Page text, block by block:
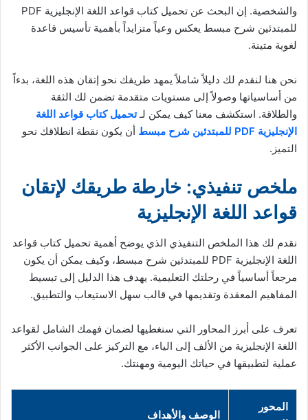
والشخصية. إن البحث عن تحميل كتاب قواعد اللغة الإنجليزية PDF
للمبتدئين شرح مبسط يعكس وعياً متزايداً بأهمية تأسيس قاعدة
لغوية متينة.
نحن هنا لنقدم لك دليلاً شاملاً يمهد طريقك نحو إتقان هذه اللغة، بدءاً
من أساسياتها وصولاً إلى مستويات متقدمة تضمن لك الثقة
والطلاقة. استكشف معنا كيف يمكن لـتحميل كتاب قواعد اللغة
الإنجليزية PDF للمبتدئين شرح مبسط
أن يكون نقطة انطلاقك نحو
التميز.
ملخص تنفيذي: خارطة طريقك لإتقان
قواعد اللغة الإنجليزية
نقدم لك هذا الملخص التنفيذي الذي يوضح أهمية تحميل كتاب قواعد
اللغة الإنجليزية PDF للمبتدئين شرح مبسط، وكيف يمكن أن يكون
مرجعاً أساسياً في رحلتك التعليمية. يهدف هذا الدليل إلى تبسيط
المفاهيم المعقدة وتقديمها في قالب سهل الاستيعاب والتطبيق.
تعرف على أبرز المحاور التي سنغطيها لضمان فهمك الشامل لقواعد
اللغة الإنجليزية من الألف إلى الياء، مع التركيز على الجوانب الأكثر
عملية لتطبيقها في حياتك اليومية ومهنتك.
المحور
الوصف والأهداف